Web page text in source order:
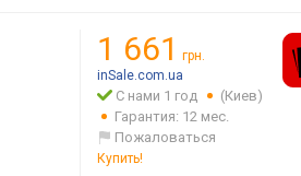
1 661
грн.
inSale.com.ua
С нами 1 год
(Киев)
Гарантия: 12 мес.
Пожаловаться
Купить!